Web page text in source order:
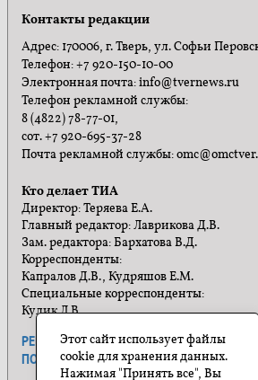
Контакты редакции
Адрес: 170006, г. Тверь, ул. Софьи
Телефон: +7 920-150-10-00
Электронная почта: info@tvernews.ru
Телефон рекламной службы:
8 (4822) 78-77-01,
сот. +7 920-695-37-28
Почта рекламной службы:
Кто делает ТИА
Директор: Теряева Е.А.
Главный редактор: Лаврикова Д.В.
Зам. редактора: Бархатова В.Д.
Корреспонденты:
Капралов Д.В., Кудряшов Е.М.
Специальные корреспонденты:
Кулик Л.В.
РЕКЛАМА ПРАВИЛА САЙТА
ПОЛИТИКА КОНФИДЕНЦИАЛЬНОСТИ
Этот сайт использует файлы
cookie для хранения данных.
Нажимая "Принять все", Вы